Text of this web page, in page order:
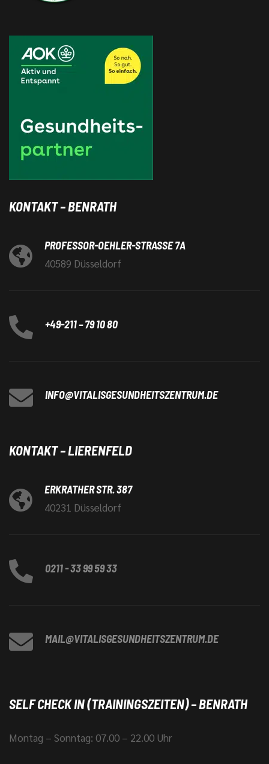
KONTAKT – BENRATH
PROFESSOR-OEHLER-STRASSE 7A
40589 Düsseldorf
+49-211 – 79 10 80
INFO@VITALISGESUNDHEITSZENTRUM.DE
KONTAKT – LIERENFELD
ERKRATHER STR. 387
40231 Düsseldorf
0211 - 33 99 59 33
MAIL@VITALISGESUNDHEITSZENTRUM.DE
SELF CHECK IN (TRAININGSZEITEN) – BENRATH
Montag – Sonntag: 07.00 – 22.00 Uhr